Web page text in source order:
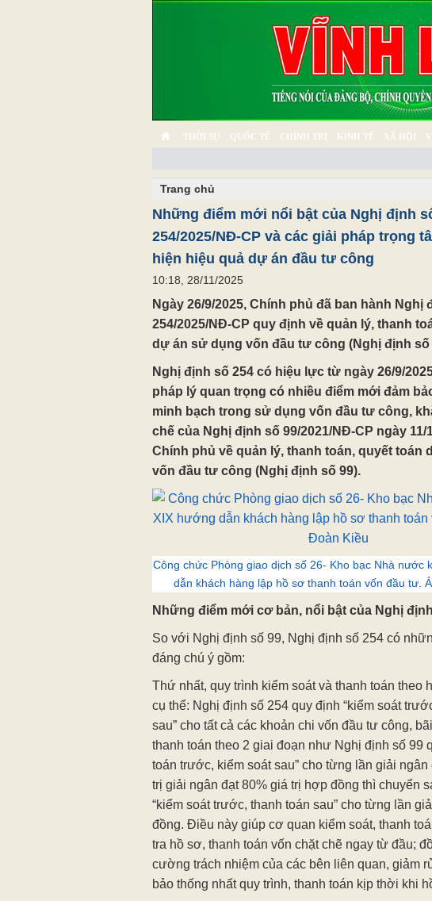
THỜI SỰ QUỐC TẾ CHÍNH TRỊ KINH TẾ XÃ HỘI
Trang chủ
Những điểm mới nổi bật của Nghị định
254/2025/NĐ-CP và các giải pháp trọng
hiện hiệu quả dự án đầu tư công
10:18, 28/11/2025
Ngày 26/9/2025, Chính phủ đã ban hành Nghị
254/2025/NĐ-CP quy định về quản lý, thanh
dự án sử dụng vốn đầu tư công (Nghị định số
Nghị định số 254 có hiệu lực từ ngày 26/9/
pháp lý quan trọng có nhiều điểm mới đảm
minh bạch trong sử dụng vốn đầu tư công,
chế của Nghị định số 99/2021/NĐ-CP ngày 11/
Chính phủ về quản lý, thanh toán, quyết toán
vốn đầu tư công (Nghị định số 99).
Công chức Phòng giao dịch số 26- Kho bạc Nhà nước
dẫn khách hàng lập hồ sơ thanh toán vốn đầu tư.
Những điểm mới cơ bản, nổi bật của Nghị
So với Nghị định số 99, Nghị định số 254 có
đáng chú ý gồm:
Thứ nhất, quy trình kiểm soát và thanh toán theo
cụ thể: Nghị định số 254 quy định “kiểm soát
sau” cho tất cả các khoản chi vốn đầu tư công,
thanh toán theo 2 giai đoạn như Nghị định số 99
toán trước, kiểm soát sau” cho từng lần giải ngân
trị giải ngân đạt 80% giá trị hợp đồng thì chuyển
“kiểm soát trước, thanh toán sau” cho từng lần
đồng. Điều này giúp cơ quan kiểm soát, thanh
tra hồ sơ, thanh toán vốn chặt chẽ ngay từ đầu;
cường trách nhiệm của các bên liên quan, giảm
bảo thống nhất quy trình, thanh toán kịp thời khi